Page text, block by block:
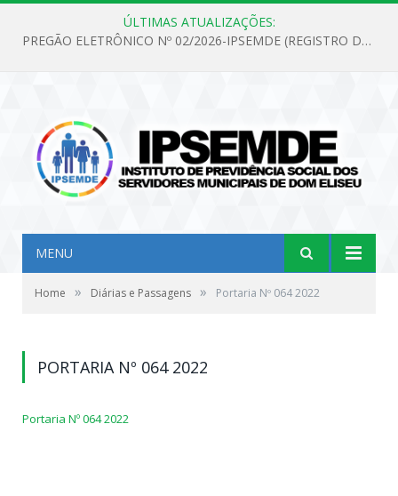
ÚLTIMAS ATUALIZAÇÕES:
PREGÃO ELETRÔNICO Nº 02/2026-IPSEMDE (REGISTRO DE PREÇOS PARA FUTURA E EVENTUAL AQUISIÇÃO DE MATERIAL DE LIMPEZA E GÊNEROS ALIMENTÍCIOS PARA ATENDER AS NECESSIDADES DO INSTITUTO DE PREVIDÊNCIA SOCIAL DOS SERVIDORES MUNICIPAIS DE DOM ELISEU.)
MENU
Home » Diárias e Passagens » Portaria Nº 064 2022
PORTARIA Nº 064 2022
Portaria Nº 064 2022